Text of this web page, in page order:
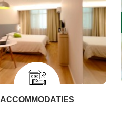
ACCOMMODATIES